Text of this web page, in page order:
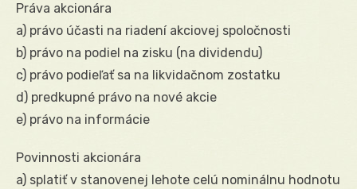
Práva akcionára
a) právo účasti na riadení akciovej spoločnosti
b) právo na podiel na zisku (na dividendu)
c) právo podieľať sa na likvidačnom zostatku
d) predkupné právo na nové akcie
e) právo na informácie
Povinnosti akcionára
a) splatiť v stanovenej lehote celú nominálnu hodnotu